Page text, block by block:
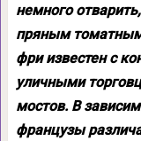
немного
пряным
фри известен с
уличными
мостов. В
французы